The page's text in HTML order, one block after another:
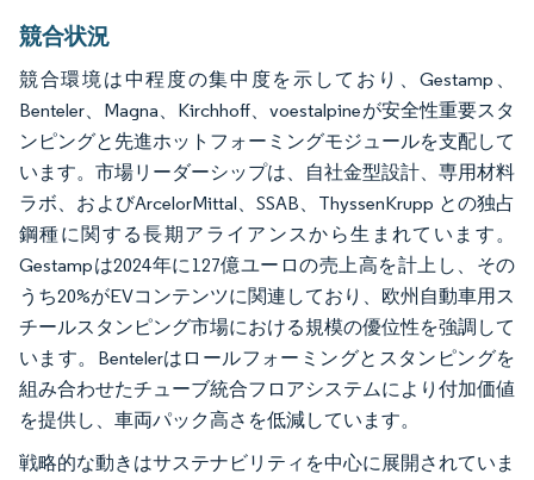
競合状況
競合環境は中程度の集中度を示しており、Gestamp、
Benteler、Magna、Kirchhoff、voestalpineが安全性重要スタ
ンピングと先進ホットフォーミングモジュールを支配して
います。市場リーダーシップは、自社金型設計、専用材料
ラボ、およびArcelorMittal、SSAB、ThyssenKrupp との独占
鋼種に関する長期アライアンスから生まれています。
Gestampは2024年に127億ユーロの売上高を計上し、その
うち20%がEVコンテンツに関連しており、欧州自動車用ス
チールスタンピング市場における規模の優位性を強調して
います。Bentelerはロールフォーミングとスタンピングを
組み合わせたチューブ統合フロアシステムにより付加価値
を提供し、車両パック高さを低減しています。
戦略的な動きはサステナビリティを中心に展開されていま